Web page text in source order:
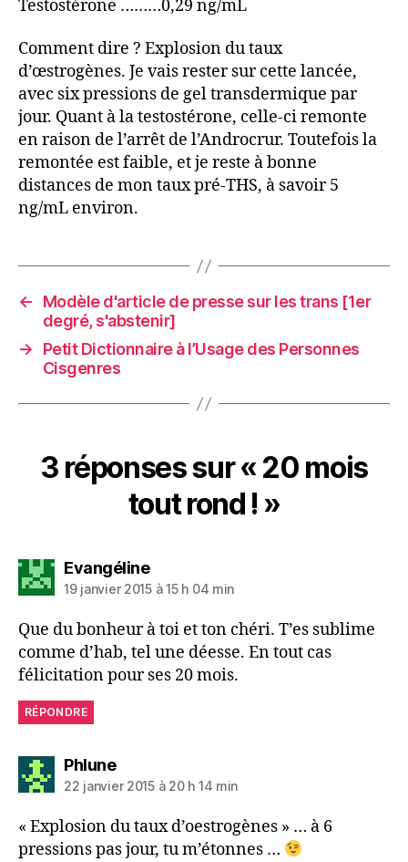
Testostérone ………0,29 ng/mL
Comment dire ? Explosion du taux
d’œstrogènes. Je vais rester sur cette lancée,
avec six pressions de gel transdermique par
jour. Quant à la testostérone, celle-ci remonte
en raison de l’arrêt de l’Androcrur. Toutefois la
remontée est faible, et je reste à bonne
distances de mon taux pré-THS, à savoir 5
ng/mL environ.
←
Modèle d'article de presse sur les trans [1er
degré, s'abstenir]
→
Petit Dictionnaire à l’Usage des Personnes
Cisgenres
3 réponses sur « 20 mois
tout rond ! »
Evangélinedit :
19 janvier 2015 à 15 h 04 min
Que du bonheur à toi et ton chéri. T’es sublime
comme d’hab, tel une déesse. En tout cas
félicitation pour ses 20 mois.
RÉPONDRE
Phlunedit :
22 janvier 2015 à 20 h 14 min
« Explosion du taux d’oestrogènes » … à 6
pressions pas jour, tu m’étonnes …